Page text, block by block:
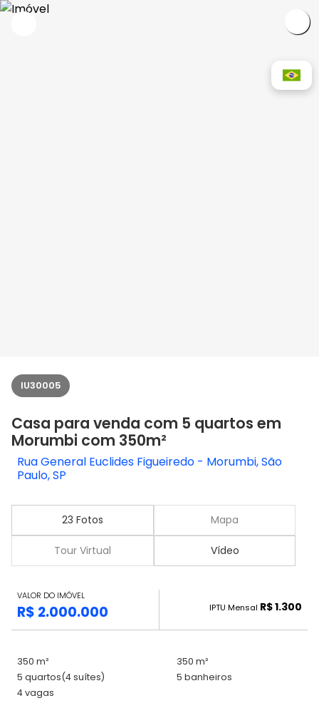
IU30005
Casa para venda com 5 quartos em
Morumbi com 350m²
Rua General Euclides Figueiredo - Morumbi, São
Paulo, SP
23 Fotos Mapa
Tour Virtual Vídeo
VALOR DO IMÓVEL
R$ 2.000.000 IPTU Mensal R$ 1.300
350 m²
350 m²
5 quartos(4 suítes)
5 banheiros
4 vagas